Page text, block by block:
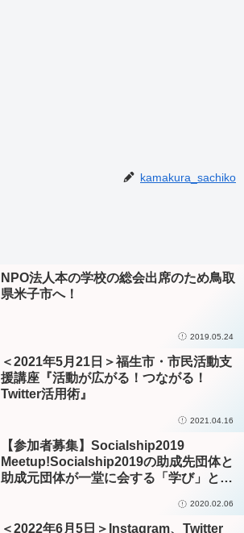
kamakura_sachiko
NPO法人本の学校の総会出席のため鳥取
県米子市へ！
2019.05.24
＜2021年5月21日＞福生市・市民活動支
援講座『活動が広がる！つながる！
Twitter活用術』
2021.04.16
【参加者募集】Socialship2019
Meetup!Socialship2019の助成先団体と
助成元団体が一堂に会する「学び」と
2020.02.06
＜2022年6月5日＞Instagram、Twitter